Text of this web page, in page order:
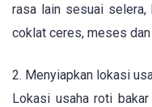
rasa lain sesuai selera,
coklat ceres, meses
2. Menyiapkan lokasi
Lokasi usaha roti